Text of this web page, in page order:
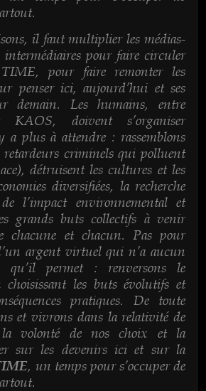
il faut multiplier les médias-
intermédiaires pour faire circuler
pour faire remonter les
penser ici, aujourd’hui et ses
demain. Les humains, entre
doivent s’organiser
a plus à attendre : rassemblons
retardeurs criminels qui polluent
détruisent les cultures et les
diversifiées, la recherche
l’impact environnemental et
grands buts collectifs à venir
chacune et chacun. Pas pour
argent virtuel qui n’a aucun
qu’il permet : renversons le
choisissant les buts évolutifs et
pratiques. De toute
et vivrons dans la relativité de
la volonté de nos choix et la
sur les devenirs ici et sur la
, un temps pour s’occuper de